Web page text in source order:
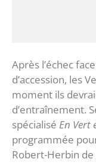
‎Après l’échec
d’accession, les
moment ils
d’entraînement.
spécialisé En Vert
programmée
Robert-Herbin de